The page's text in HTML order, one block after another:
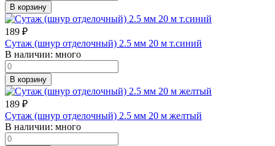
В корзину
189 ₽
Сутаж (шнур отделочный) 2.5 мм 20 м т.синий
В наличии: много
В корзину
189 ₽
Сутаж (шнур отделочный) 2.5 мм 20 м желтый
В наличии: много